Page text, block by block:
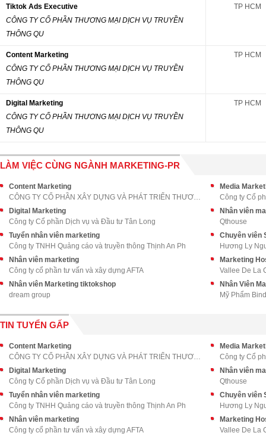
Tiktok Ads Executive
CÔNG TY CỔ PHẦN THƯƠNG MẠI DỊCH VỤ TRUYỀN
THÔNG QU
TP HCM
Content Marketing
CÔNG TY CỔ PHẦN THƯƠNG MẠI DỊCH VỤ TRUYỀN
THÔNG QU
TP HCM
Digital Marketing
CÔNG TY CỔ PHẦN THƯƠNG MẠI DỊCH VỤ TRUYỀN
THÔNG QU
TP HCM
LÀM VIỆC CÙNG NGÀNH MARKETING-PR
Content Marketing
CÔNG TY CỔ PHẦN XÂY DỰNG VÀ PHÁT TRIỂN THƯƠNG MẠI
Media
Công ty Cổ
Digital Marketing
Công ty Cổ phần Dịch vụ và Đầu tư Tân Long
Nhân viên
Qthouse
Tuyển nhân viên marketing
Công ty TNHH Quảng cáo và truyền thông Thịnh An Ph
Chuyên viên
Hương Ly
Nhân viên marketing
Công ty cổ phần tư vấn và xây dựng AFTA
Marketing
Vallee De La
Nhân viên Marketing tiktokshop
dream group
Nhân Viên
Mỹ Phẩm
TIN TUYỂN GẤP
Content Marketing
CÔNG TY CỔ PHẦN XÂY DỰNG VÀ PHÁT TRIỂN THƯƠNG MẠI
Media
Công ty Cổ
Digital Marketing
Công ty Cổ phần Dịch vụ và Đầu tư Tân Long
Nhân viên
Qthouse
Tuyển nhân viên marketing
Công ty TNHH Quảng cáo và truyền thông Thịnh An Ph
Chuyên viên
Hương Ly
Nhân viên marketing
Công ty cổ phần tư vấn và xây dựng AFTA
Marketing
Vallee De La